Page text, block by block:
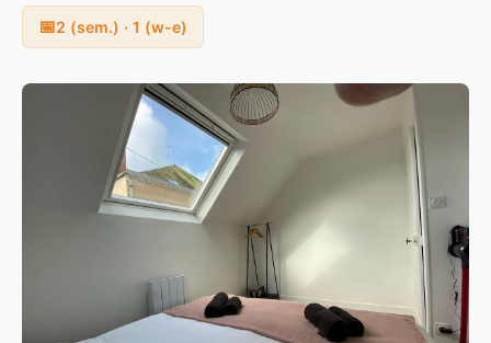
📅2 (sem.) · 1 (w-e)